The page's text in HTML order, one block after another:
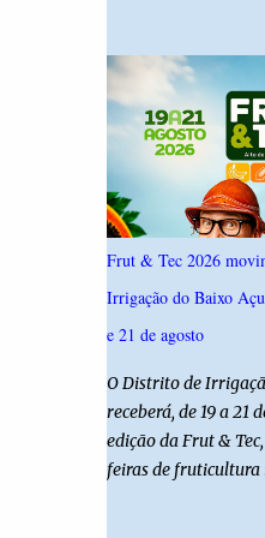
nota, a Polícia
solidariedade à
destacou q...
somaram 6,4% e
souberam responder.
ouviu 1.500 eleitores
Rio Grande do Norte
junho de 2026. O
margem de erro de
nível de confiança de
RN-09520/2026
Frut & Tec 2026
Irrigação do Baixo
e 21 de agosto
O Distrito de
receberá, de 19 a 21
edição da Frut &
feiras de fruticultura